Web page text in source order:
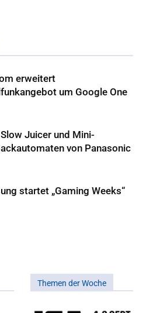
erweitert
um Google One
Juicer und Mini-
von Panasonic
startet „Gaming Weeks“
Themen der Woche